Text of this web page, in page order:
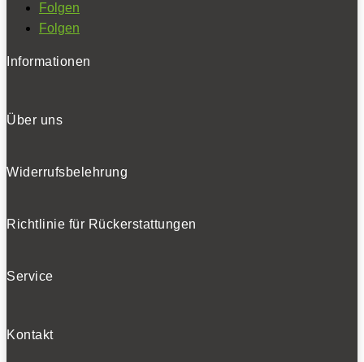
Folgen
Folgen
BELIEBTE TESTS
Folgen
Folgen
Informationen
Über uns
Widerrufsbelehrung
Richtlinie für Rückerstattungen
Service
Kontakt